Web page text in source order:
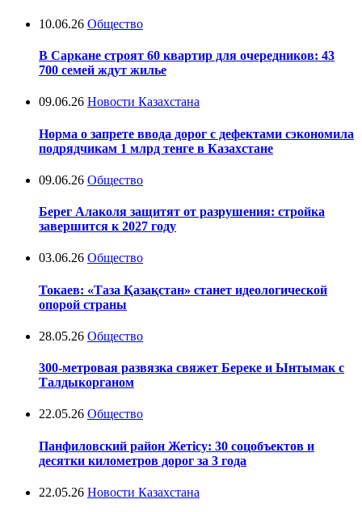
10.06.26 Общество
В Саркане строят 60 квартир для очередников: 43
700 семей ждут жилье
09.06.26 Новости Казахстана
Норма о запрете ввода дорог с дефектами сэкономила
подрядчикам 1 млрд тенге в Казахстане
09.06.26 Общество
Берег Алаколя защитят от разрушения: стройка
завершится к 2027 году
03.06.26 Общество
Токаев: «Таза Қазақстан» станет идеологической
опорой страны
28.05.26 Общество
300-метровая развязка свяжет Береке и Ынтымак с
Талдыкорганом
22.05.26 Общество
Панфиловский район Жетісу: 30 соцобъектов и
десятки километров дорог за 3 года
22.05.26 Новости Казахстана